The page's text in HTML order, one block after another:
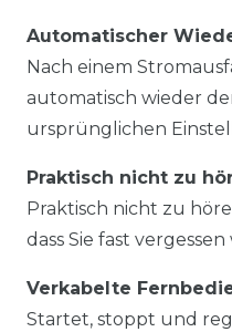
Automatischer
Nach einem
automatisch wieder
ursprünglichen
Praktisch nicht zu
Praktisch nicht zu
dass Sie fast
Verkabelte
Startet, stoppt und